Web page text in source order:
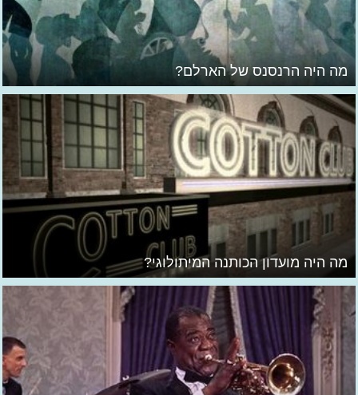
מה היה הרנסנס של הארלם?
מה היה מועדון הכותנה המיתולוגי?